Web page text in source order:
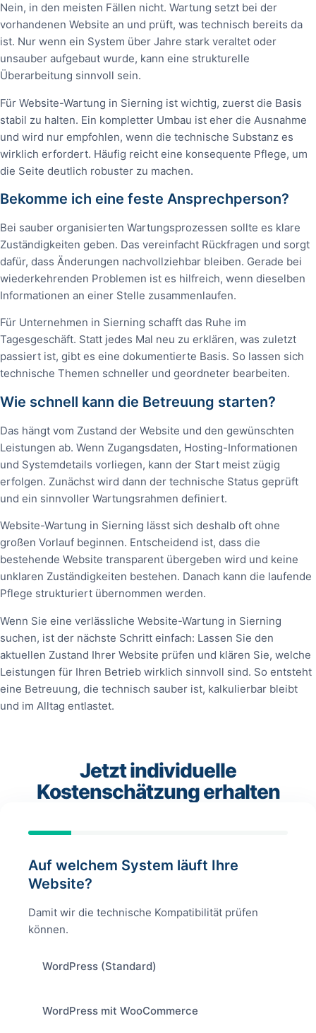
Nein, in den meisten Fällen nicht. Wartung setzt bei der
vorhandenen Website an und prüft, was technisch bereits da
ist. Nur wenn ein System über Jahre stark veraltet oder
unsauber aufgebaut wurde, kann eine strukturelle
Überarbeitung sinnvoll sein.
Für Website-Wartung in Sierning ist wichtig, zuerst die Basis
stabil zu halten. Ein kompletter Umbau ist eher die Ausnahme
und wird nur empfohlen, wenn die technische Substanz es
wirklich erfordert. Häufig reicht eine konsequente Pflege, um
die Seite deutlich robuster zu machen.
Bekomme ich eine feste Ansprechperson?
Bei sauber organisierten Wartungsprozessen sollte es klare
Zuständigkeiten geben. Das vereinfacht Rückfragen und sorgt
dafür, dass Änderungen nachvollziehbar bleiben. Gerade bei
wiederkehrenden Problemen ist es hilfreich, wenn dieselben
Informationen an einer Stelle zusammenlaufen.
Für Unternehmen in Sierning schafft das Ruhe im
Tagesgeschäft. Statt jedes Mal neu zu erklären, was zuletzt
passiert ist, gibt es eine dokumentierte Basis. So lassen sich
technische Themen schneller und geordneter bearbeiten.
Wie schnell kann die Betreuung starten?
Das hängt vom Zustand der Website und den gewünschten
Leistungen ab. Wenn Zugangsdaten, Hosting-Informationen
und Systemdetails vorliegen, kann der Start meist zügig
erfolgen. Zunächst wird dann der technische Status geprüft
und ein sinnvoller Wartungsrahmen definiert.
Website-Wartung in Sierning lässt sich deshalb oft ohne
großen Vorlauf beginnen. Entscheidend ist, dass die
bestehende Website transparent übergeben wird und keine
unklaren Zuständigkeiten bestehen. Danach kann die laufende
Pflege strukturiert übernommen werden.
Wenn Sie eine verlässliche Website-Wartung in Sierning
suchen, ist der nächste Schritt einfach: Lassen Sie den
aktuellen Zustand Ihrer Website prüfen und klären Sie, welche
Leistungen für Ihren Betrieb wirklich sinnvoll sind. So entsteht
eine Betreuung, die technisch sauber ist, kalkulierbar bleibt
und im Alltag entlastet.
Jetzt individuelle
Kostenschätzung erhalten
Auf welchem System läuft Ihre
Website?
Damit wir die technische Kompatibilität prüfen
können.
WordPress (Standard)
WordPress mit WooCommerce